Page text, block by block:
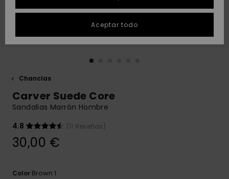
Inicia una
conversación
más rápida a
conversación
respuestas a
las preguntas
Chanclas
Carver Suede Core
Sandalias Marrón Hombre
4.8
(11 Reseñas)
30,00 €
Color Brown 1
Aceptar todo